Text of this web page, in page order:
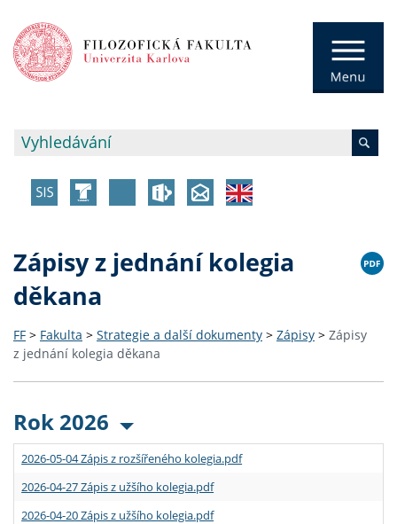
Zápisy z jednání kolegia
děkana
FF > Fakulta > Strategie a další dokumenty > Zápisy > Zápisy
z jednání kolegia děkana
Rok 2026
2026-05-04 Zápis z rozšířeného kolegia.pdf
2026-04-27 Zápis z užšího kolegia.pdf
2026-04-20 Zápis z užšího kolegia.pdf